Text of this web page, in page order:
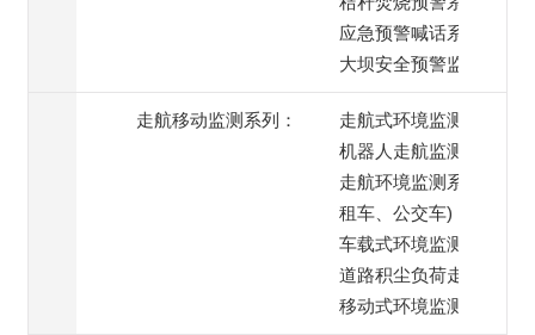
应急预警喊话系统
大坝安全预警监测
走航移动监测系列：
走航式环境监测系统
机器人走航监测系统
走航环境监测系统(出
租车、公交车)
车载式环境监测系统
道路积尘负荷走航监测
移动式环境监测系统